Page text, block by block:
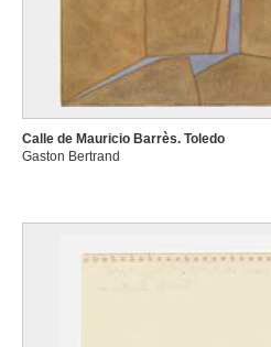
Calle de Mauricio Barrès. Toledo
Gaston Bertrand